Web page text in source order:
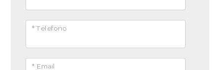
* Telefono
* Email